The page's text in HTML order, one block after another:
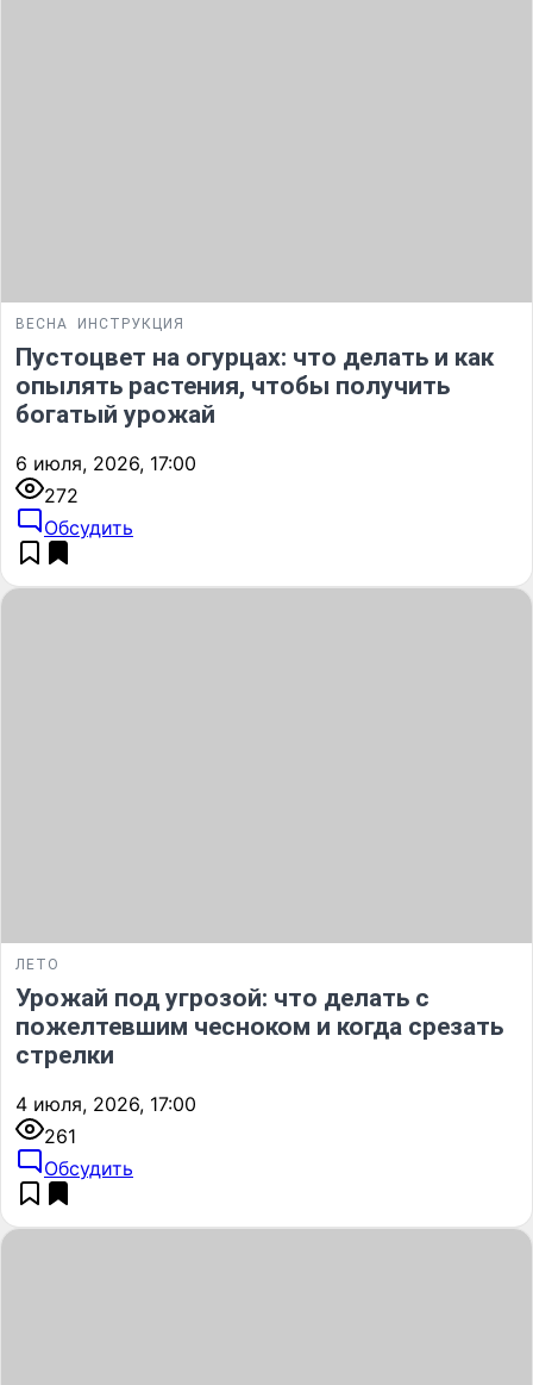
ВЕСНА ИНСТРУКЦИЯ
Пустоцвет на огурцах: что делать и как
опылять растения, чтобы получить
богатый урожай
6 июля, 2026, 17:00
272
Обсудить
ЛЕТО
Урожай под угрозой: что делать с
пожелтевшим чесноком и когда срезать
стрелки
4 июля, 2026, 17:00
261
Обсудить